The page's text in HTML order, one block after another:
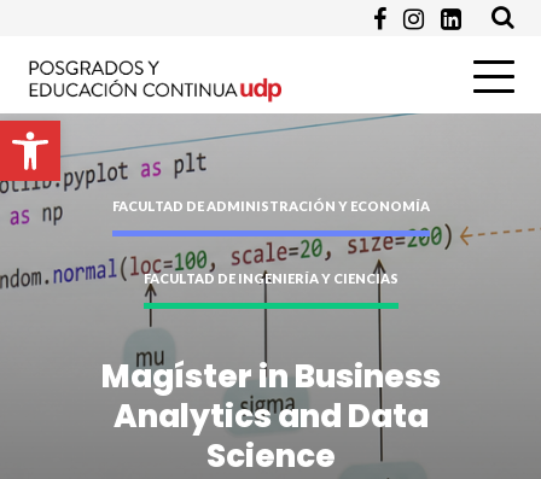
Abrir barra de herramientas
Pregunta
Enviar
FACULTAD DE ADMINISTRACIÓN Y ECONOMÍA
FACULTAD DE INGENIERÍA Y CIENCIAS
Magíster in Business
Analytics and Data
Science